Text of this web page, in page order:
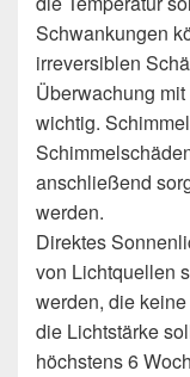
Schwankungen
irreversiblen
Überwachung
wichtig.
anschließend
werden.
Direktes
von Lichtquellen
werden, die
die Lichtstärke
höchstens 6